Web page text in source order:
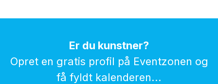
Er du kunstner?
Opret en gratis profil på Eventzonen og
få fyldt kalenderen...